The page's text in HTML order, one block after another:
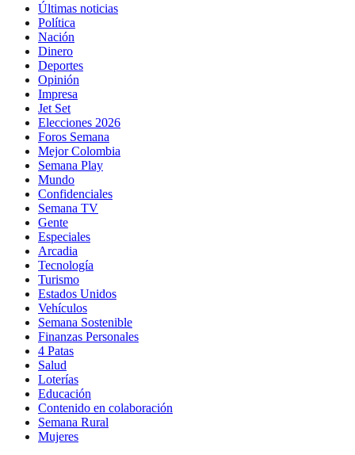
Últimas noticias
Política
Nación
Dinero
Deportes
Opinión
Impresa
Jet Set
Elecciones 2026
Foros Semana
Mejor Colombia
Semana Play
Mundo
Confidenciales
Semana TV
Gente
Especiales
Arcadia
Tecnología
Turismo
Estados Unidos
Vehículos
Semana Sostenible
Finanzas Personales
4 Patas
Salud
Loterías
Educación
Contenido en colaboración
Semana Rural
Mujeres